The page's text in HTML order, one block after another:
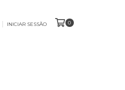
INICIAR SESSÃO 0